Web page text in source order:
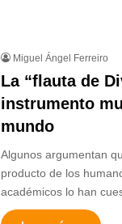
Miguel Ángel Ferreiro
La “flauta de
instrumento
mundo
Algunos argumentan
producto de los
académicos lo han